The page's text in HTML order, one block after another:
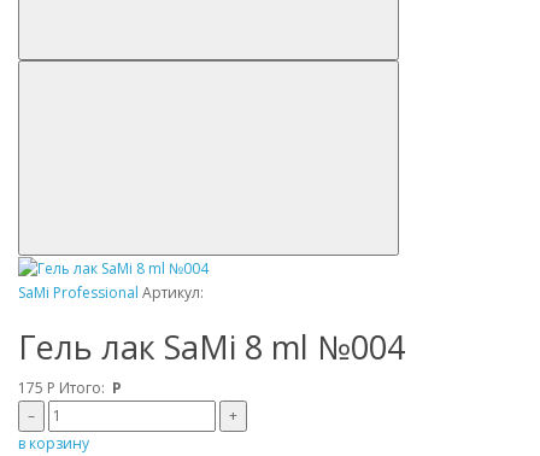
SaMi Professional Артикул:
Гель лак SaMi 8 ml №004
175 Р Итого: Р
–
+
в корзину